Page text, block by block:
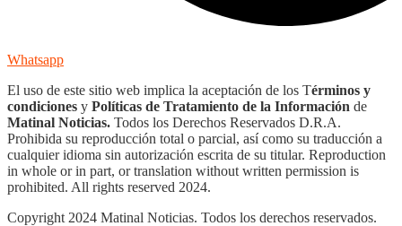
Whatsapp
El uso de este sitio web implica la aceptación de los Términos y
condiciones y Políticas de Tratamiento de la Información de
Matinal Noticias. Todos los Derechos Reservados D.R.A.
Prohibida su reproducción total o parcial, así como su traducción a
cualquier idioma sin autorización escrita de su titular. Reproduction
in whole or in part, or translation without written permission is
prohibited. All rights reserved 2024.
Copyright 2024 Matinal Noticias. Todos los derechos reservados.